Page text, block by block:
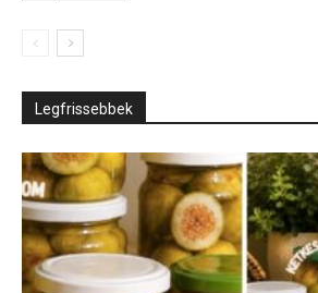
Legfrissebbek